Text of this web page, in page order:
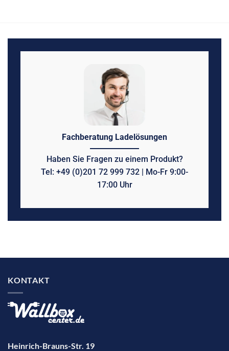
Fachberatung Ladelösungen
Haben Sie Fragen zu einem Produkt?
Tel: +49 (0)201 72 999 732 | Mo-Fr 9:00-
17:00 Uhr
KONTAKT
Heinrich-Brauns-Str. 19